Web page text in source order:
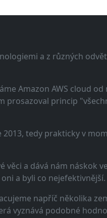
a z různých
Amazon AWS cloud
prosazoval princip
tedy prakticky v
a dává nám náskok
a byli co nejefektivnější.
napříč několika
vyznává podobné